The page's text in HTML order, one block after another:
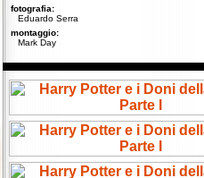
fotografia:
Eduardo Serra
montaggio:
Mark Day